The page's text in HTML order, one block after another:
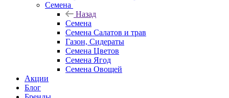
Семена
Назад
Семена
Семена Салатов и трав
Газон, Сидераты
Семена Цветов
Семена Ягод
Семена Овощей
Акции
Блог